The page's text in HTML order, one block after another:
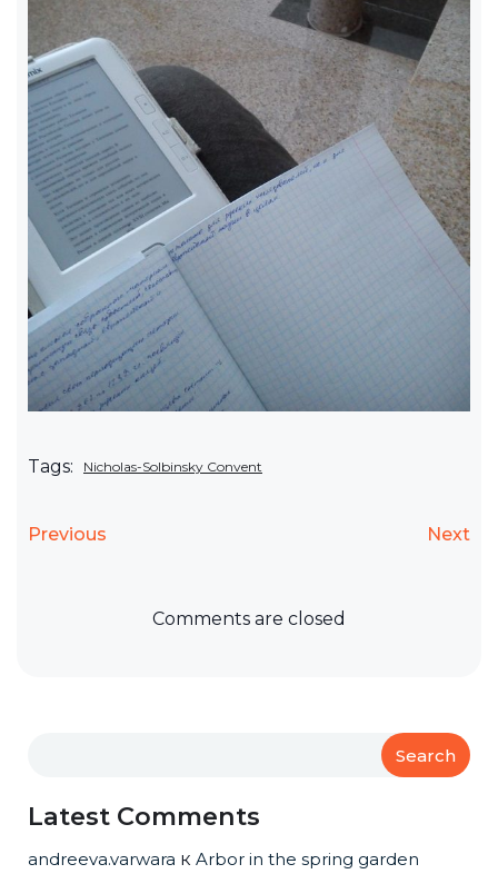
Tags: Nicholas-Solbinsky Convent
Previous Next
Comments are closed
Search
Latest Comments
andreeva.varwara к Arbor in the spring garden